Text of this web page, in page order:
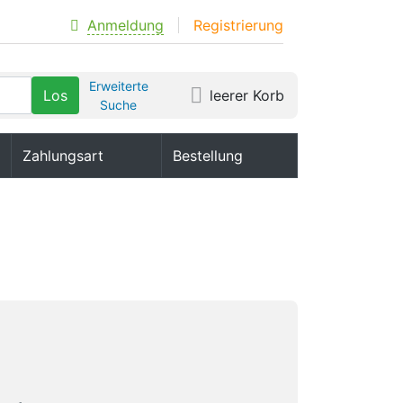
Anmeldung Registrierung
Erweiterte
Suche
leerer Korb
Zahlungsart Bestellung